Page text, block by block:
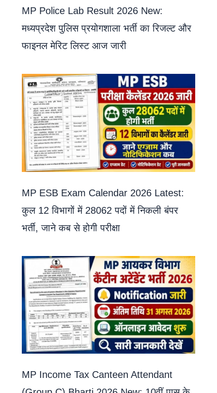
MP Police Lab Result 2026 New:
मध्यप्रदेश पुलिस प्रयोगशाला भर्ती का रिजल्ट और
फाइनल मेरिट लिस्ट आज जारी
MP ESB Exam Calendar 2026 Latest:
कुल 12 विभागों में 28062 पदों में निकली बंपर
भर्ती, जाने कब से होगी परीक्षा
MP Income Tax Canteen Attendant